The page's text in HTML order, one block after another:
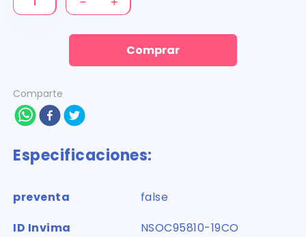
Comprar
Comparte
Especificaciones:
preventa
false
ID Invima
NSOC95810-19CO